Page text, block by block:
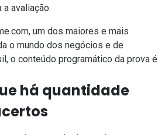
avaliação.
, um dos maiores e mais
o mundo dos negócios e de
o conteúdo programático da prova é
há quantidade